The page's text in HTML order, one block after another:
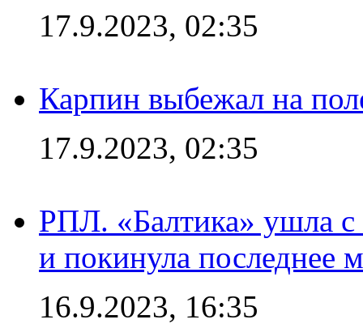
17.9.2023, 02:35
Карпин выбежал на
17.9.2023, 02:35
РПЛ. «Балтика» ушла с
и покинула последнее
16.9.2023, 16:35